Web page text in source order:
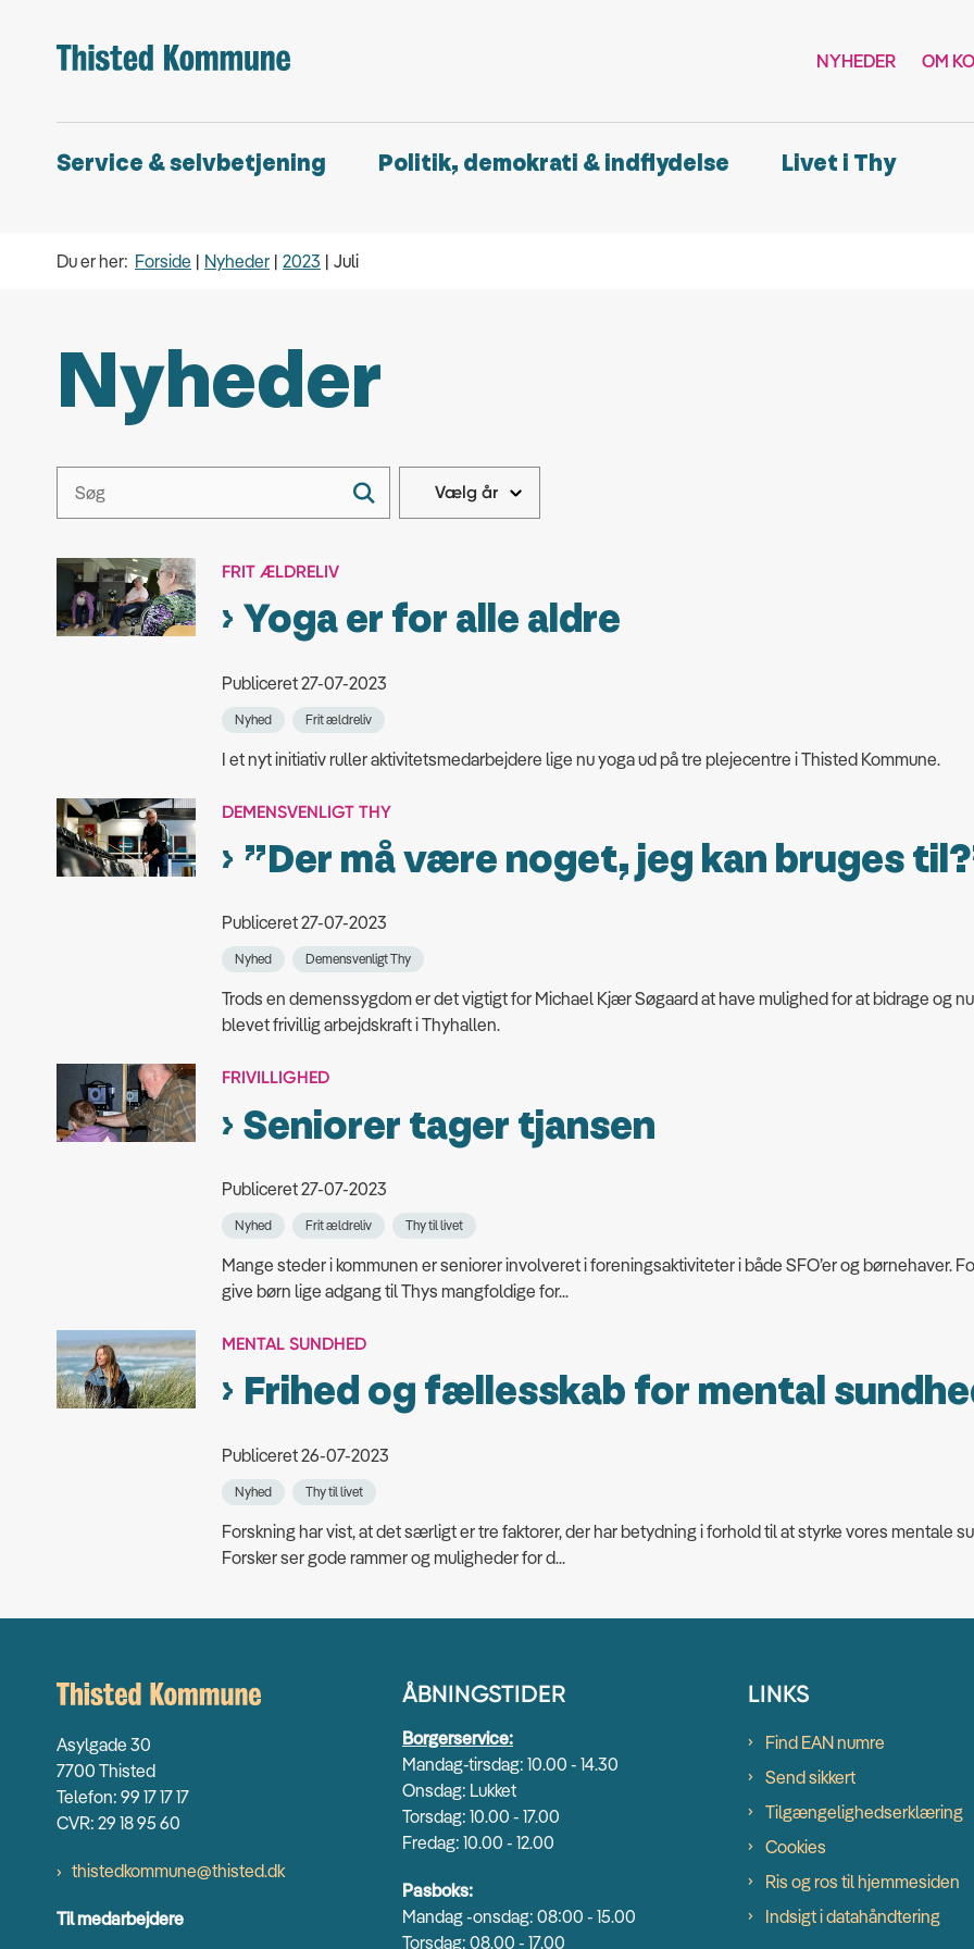
NYHEDER OM
Service & selvbetjening Politik, demokrati & indflydelse Livet i Thy
Du er her: Forside Nyheder 2023 Juli
Nyheder
FRIT ÆLDRELIV
Yoga er for alle aldre
Publiceret 27-07-2023
Nyhed Frit ældreliv
I et nyt initiativ ruller aktivitetsmedarbejdere lige nu yoga ud på tre plejecentre i Thisted Kommune.
DEMENSVENLIGT THY
”Der må være noget, jeg kan bruges
Publiceret 27-07-2023
Nyhed Demensvenligt Thy
Trods en demenssygdom er det vigtigt for Michael Kjær Søgaard at have mulighed for at bidrage og
blevet frivillig arbejdskraft i Thyhallen.
FRIVILLIGHED
Seniorer tager tjansen
Publiceret 27-07-2023
Nyhed Frit ældreliv Thy til livet
Mange steder i kommunen er seniorer involveret i foreningsaktiviteter i både SFO’er og børnehaver.
give børn lige adgang til Thys mangfoldige for...
MENTAL SUNDHED
Frihed og fællesskab for mental
Publiceret 26-07-2023
Nyhed Thy til livet
Forskning har vist, at det særligt er tre faktorer, der har betydning i forhold til at styrke vores mentale
Forsker ser gode rammer og muligheder for d...
Asylgade 30
7700 Thisted
Telefon: 99 17 17 17
CVR: 29 18 95 60
thistedkommune@thisted.dk
Til medarbejdere
ÅBNINGSTIDER
Borgerservice:
Mandag-tirsdag: 10.00 - 14.30
Onsdag: Lukket
Torsdag: 10.00 - 17.00
Fredag: 10.00 - 12.00
Pasboks:
Mandag -onsdag: 08:00 - 15.00
Torsdag: 08.00 - 17.00
LINKS
Find EAN numre
Send sikkert
Tilgængelighedserklæring
Cookies
Ris og ros til hjemmesiden
Indsigt i datahåndtering